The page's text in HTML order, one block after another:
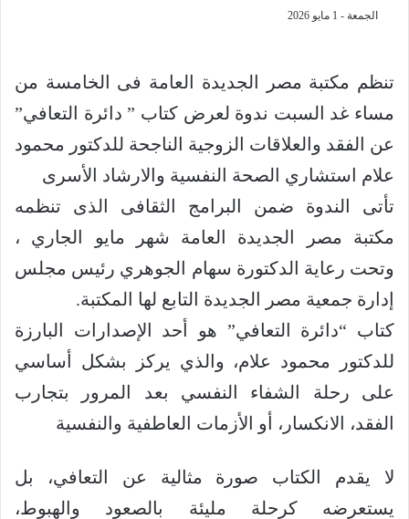
الجمعة - 1 مايو 2026
تنظم مكتبة مصر الجديدة العامة فى الخامسة من
مساء غد السبت ندوة لعرض كتاب ” دائرة التعافي”
عن الفقد والعلاقات الزوجية الناجحة للدكتور محمود
علام استشاري الصحة النفسية والارشاد الأسرى
تأتى الندوة ضمن البرامج الثقافى الذى تنظمه
مكتبة مصر الجديدة العامة شهر مايو الجاري ،
وتحت رعاية الدكتورة سهام الجوهري رئيس مجلس
إدارة جمعية مصر الجديدة التابع لها المكتبة.
كتاب “دائرة التعافي” هو أحد الإصدارات البارزة
للدكتور محمود علام، والذي يركز بشكل أساسي
على رحلة الشفاء النفسي بعد المرور بتجارب
الفقد، الانكسار، أو الأزمات العاطفية والنفسية
لا يقدم الكتاب صورة مثالية عن التعافي، بل
يستعرضه كرحلة مليئة بالصعود والهبوط،